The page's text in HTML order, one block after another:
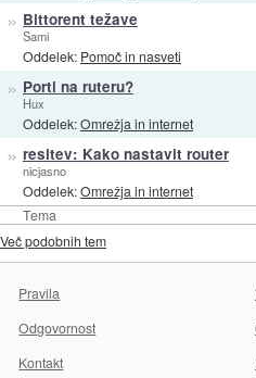
Tema
» Bittorent težave
Sami
Oddelek: Pomoč in nasveti
» Porti na ruteru?
Hux
Oddelek:Omrežja in internet
» resitev: Kako nastavit router
nicjasno
Oddelek:Omrežja in internet
Več podobnih tem
Pravila
Odgovornost
Kontakt